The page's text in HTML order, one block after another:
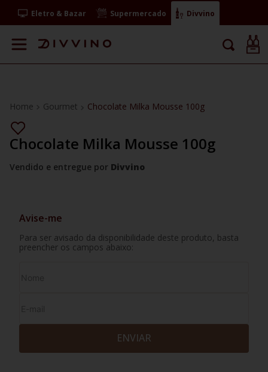
Eletro & Bazar Supermercado Divvino
Gourmet Chocolate Milka Mousse 100g
Chocolate Milka Mousse 100g
Vendido e entregue por Divvino
Avise-me
Para ser avisado da disponibilidade deste produto, basta
preencher os campos abaixo:
ENVIAR